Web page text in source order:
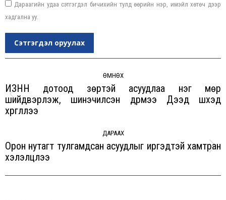
Дараагийн удаа сэтгэгдэл бичихийн тулд өөрийн нэр, имэйл хөтөч дээр
хадгална уу.
Сэтгэгдэл оруулах
ӨМНӨХ
Previous
ИЗНН дотоод зөрүүтэй асуудлаа нэг мөр
шийдвэрлэж, шинэчилсэн дүрмээ Дээд шүүхэд
хүргүүллээ
ДАРААХ
Next
Орон нутагт тулгамдсан асуудлыг иргэдтэй хамтран
хэлэлцлээ